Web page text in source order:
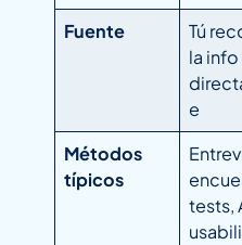
Fuente
Tú
la info
e
Métodos
típicos
tests,